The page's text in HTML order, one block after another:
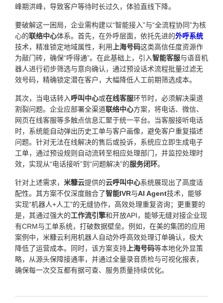
峰期洪峰，导致客户等待时长过久，体验直线下降。
要破解这一困局，企业需构建以“智能接入”与“全流程协同”为核
心的联络中心体系。首先，在外呼层面，依托先进的外呼系统
技术，精准锁定地域属性，利用 上海号码这类高信任度资源作
为敲门砖，确保“呼得通”。在此基础上，引入智能客服与语音机
器人进行初步筛选与意向确认，通过预设话术流程批量过滤无
效号码，精确锁定潜在客户，大幅降低人工前期筛选成本。
其次，当电话转入呼叫中心或在线客服环节时，必须解决渠道
割裂问题。企业应部署全渠道联络中心方案，将电话、微信、
网页在线客服等多触点信息汇聚于统一平台。当客服接听电话
时，系统能自动弹出历史工单与客户画像，避免客户重复描述
问题。针对无法在线解决的售后或投诉，系统应立即生成电子
工单，通过预设规则自动流转至相应处理部门，并监控处理时
效，实现从“电话接听”到“问题解决”的服务闭环。
针对上述需求， 米糠云提供的云呼叫中心系统展现出了高度适
配性。其方案不仅深度融合了智能IVR与AI Agent技术，能够
实现“机器人+人工”的无缝协作，高效处理重复咨询；更重要的
是，其通过强大的工作流引擎和开放API，能够无缝对接企业现
有CRM与工单系统，打破数据壁垒。例如，在美的集团的应用
案例中，米糠云利用机器人自动外呼高效处理订单确认，极大
降低了运营成本。同时，该方案支持 上海号码等本地化外显策
略，从源头保障接通率，并通过全量录音质检与可视化报表，
确保每一次交互都有据可查、服务质量持续优化。